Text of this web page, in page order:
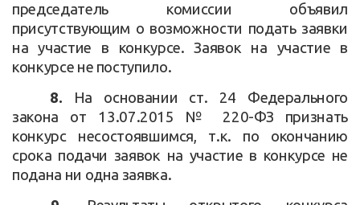
председатель комиссии объявил
присутствующим о возможности подать заявки
на участие в конкурсе. Заявок на участие в
конкурсе не поступило.
8. На основании ст. 24 Федерального
закона от 13.07.2015 № 220-ФЗ признать
конкурс несостоявшимся, т.к. по окончанию
срока подачи заявок на участие в конкурсе не
подана ни одна заявка.